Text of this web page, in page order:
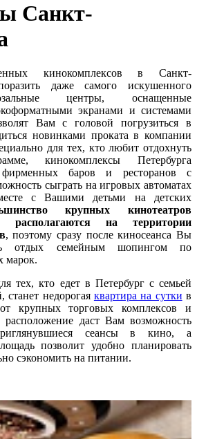
Санкт-
кинокомплексов в Санкт-
даже самого искушенного
центры, оснащенные
экранами и системами
Вам с головой погрузиться в
новинками проката в компании
для тех, кто любит отдохнуть
кинокомплексы Петербурга
фирменных баров и ресторанов с
сыграть на игровых автоматах
с Вашими детьми на детских
крупных кинотеатров
располагаются на территории
, поэтому сразу после киносеанса Вы
отдых семейным шопингом по
марок.
тех, кто едет в Петербург с семьей
станет недорогая квартира на сутки в
крупных торговых комплексов и
расположение даст Вам возможность
сеансы в кино, а
позволит удобно планировать
сэкономить на питании.